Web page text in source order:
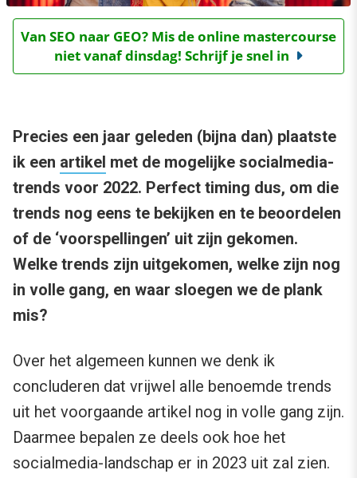
Van SEO naar GEO? Mis de online mastercourse
niet vanaf dinsdag! Schrijf je snel in
Precies een jaar geleden (bijna dan) plaatste
ik een artikel met de mogelijke socialmedia-
trends voor 2022. Perfect timing dus, om die
trends nog eens te bekijken en te beoordelen
of de ‘voorspellingen’ uit zijn gekomen.
Welke trends zijn uitgekomen, welke zijn nog
in volle gang, en waar sloegen we de plank
mis?
Over het algemeen kunnen we denk ik
concluderen dat vrijwel alle benoemde trends
uit het voorgaande artikel nog in volle gang zijn.
Daarmee bepalen ze deels ook hoe het
socialmedia-landschap er in 2023 uit zal zien.